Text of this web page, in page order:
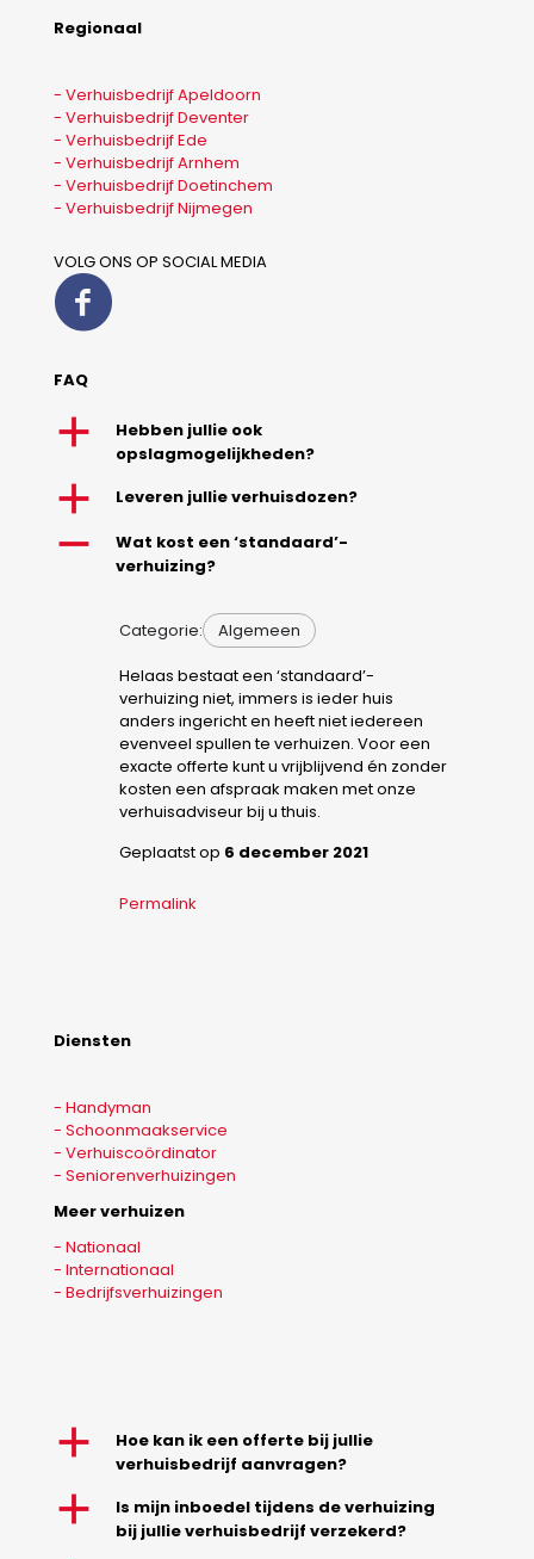
Regionaal
- Verhuisbedrijf Apeldoorn
- Verhuisbedrijf Deventer
- Verhuisbedrijf Ede
- Verhuisbedrijf Arnhem
- Verhuisbedrijf Doetinchem
- Verhuisbedrijf Nijmegen
VOLG ONS OP SOCIAL MEDIA
FAQ
a
Hebben jullie ook
opslagmogelijkheden?
a Leveren jullie verhuisdozen?
A
Wat kost een ‘standaard’-
verhuizing?
Categorie:
Algemeen
Helaas bestaat een ‘standaard’-
verhuizing niet, immers is ieder huis
anders ingericht en heeft niet iedereen
evenveel spullen te verhuizen. Voor een
exacte offerte kunt u vrijblijvend én zonder
kosten een afspraak maken met onze
verhuisadviseur bij u thuis.
Geplaatst op 6 december 2021
Permalink
Diensten
- Handyman
- Schoonmaakservice
- Verhuiscoördinator
- Seniorenverhuizingen
Meer verhuizen
- Nationaal
- Internationaal
- Bedrijfsverhuizingen
a
Hoe kan ik een offerte bij jullie
verhuisbedrijf aanvragen?
a
Is mijn inboedel tijdens de verhuizing
bij jullie verhuisbedrijf verzekerd?